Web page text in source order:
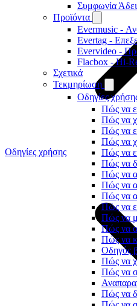
Συμφωνία
Προϊόντα
Evermusic -
Evertag -
Evervideo -
Flacbox - Hi-
Σχετικά
Τεκμηρίωση
Οδηγίες
Πώς να
Πώς να
Πώς να
Πώς να
Πώς να
Πώς να
Πώς να
Πώς να
Πώς να
Πώς να
Πώς να
Πώς να
Πώς να
Οδηγός
Πώς να
Πώς να
Πώς να
Οδηγίες χρήσης